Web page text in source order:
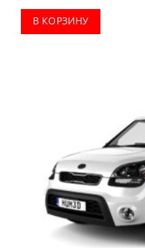
В КОРЗИНУ